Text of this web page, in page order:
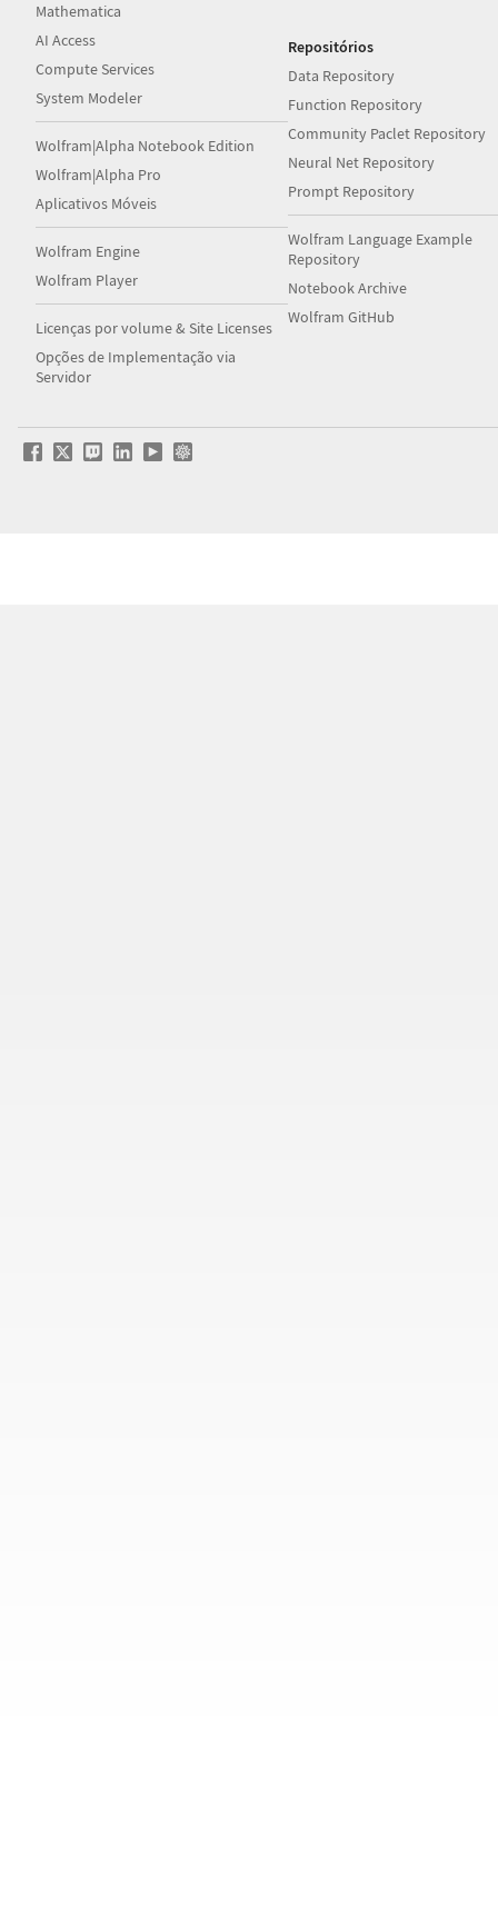
Mathematica
AI Access
Compute Services
System Modeler
Wolfram|Alpha Notebook Edition
Wolfram|Alpha Pro
Aplicativos Móveis
Wolfram Engine
Wolfram Player
Licenças por volume & Site Licenses
Opções de Implementação via
Servidor
Repositórios
Data Repository
Function Repository
Community Paclet Repository
Neural Net Repository
Prompt Repository
Wolfram Language Example
Repository
Notebook Archive
Wolfram GitHub